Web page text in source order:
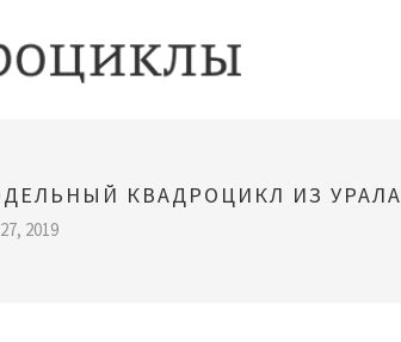
КВАДРОЦИКЛ ИЗ УРАЛА
2019